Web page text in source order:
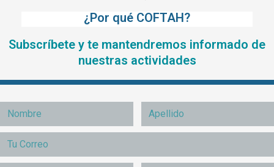
¿Por qué COFTAH?
Subscríbete y te mantendremos informado de
nuestras actividades